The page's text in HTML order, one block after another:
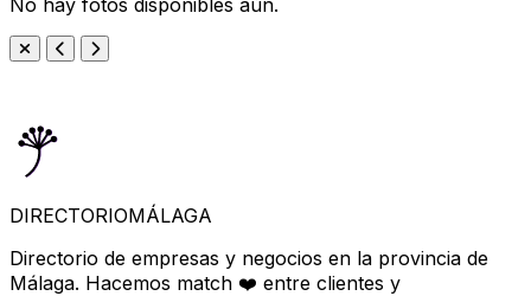
No hay fotos disponibles aún.
DIRECTORIOMÁLAGA
Directorio de empresas y negocios en la provincia de
Málaga. Hacemos match ❤️ entre clientes y